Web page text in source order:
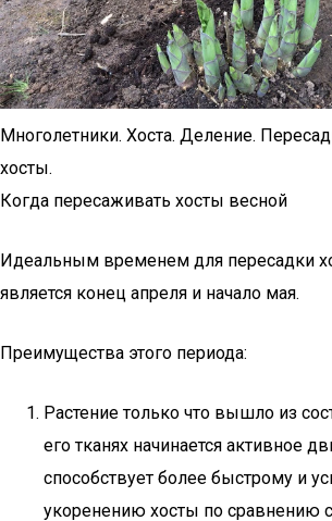
Многолетники. Хоста. Деление.
хосты.
Когда пересаживать хосты весной
Идеальным временем для пересадки
является конец апреля и начало мая.
Преимущества этого периода:
Растение только что вышло из
его тканях начинается активное
способствует более быстрому и
укоренению хосты по сравнению